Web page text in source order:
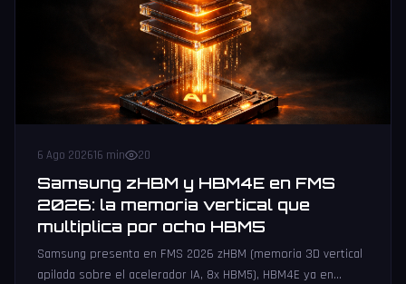
6 Ago 202616 min 20
Samsung zHBM y HBM4E en FMS
2026: la memoria vertical que
multiplica por ocho HBM5
Samsung presenta en FMS 2026 zHBM (memoria 3D vertical
apilada sobre el acelerador IA, 8x HBM5), HBM4E ya en